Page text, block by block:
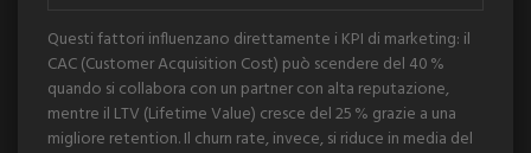
Questi fattori influenzano direttamente i KPI di marketing: il
CAC (Customer Acquisition Cost) può scendere del 40 %
quando si collabora con un partner con alta reputazione,
mentre il LTV (Lifetime Value) cresce del 25 % grazie a una
migliore retention. Il churn rate, invece, si riduce in media del